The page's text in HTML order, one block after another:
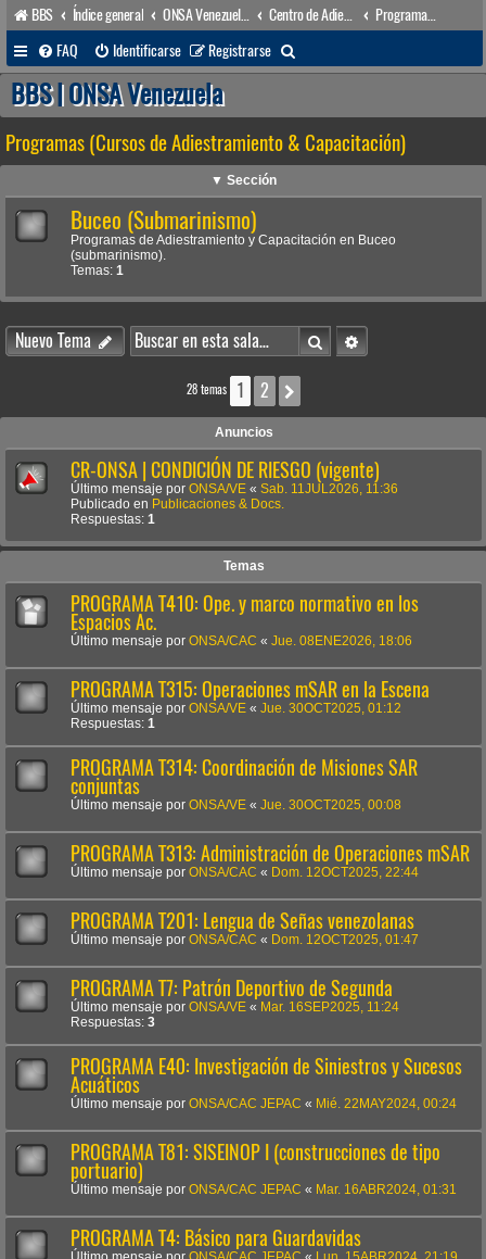
BBS Índice general Centro de Adiestramiento & Capacitación (órgano académico)
FAQ
Identificarse Registrarse
u
c
a
r
BBS | ONSA Venezuela
Programas (Cursos de Adiestramiento & Capacitación)
▼ Sección
Buceo (Submarinismo)
Programas de Adiestramiento y Capacitación en Buceo
(submarinismo).
Temas: 1
Nuevo Tema BuscarBúsqueda avanzada
28 temas 1 2
Anuncios
CR-ONSA | CONDICIÓN DE RIESGO (vigente)
Último mensaje por ONSA/VE « Sab. 11JUL2026, 11:36
Publicado en Publicaciones & Docs.
Respuestas: 1
Temas
PROGRAMA T410: Ope. y marco normativo en los
Espacios Ac.
Último mensaje por ONSA/CAC « Jue. 08ENE2026, 18:06
PROGRAMA T315: Operaciones mSAR en la Escena
Último mensaje por ONSA/VE « Jue. 30OCT2025, 01:12
Respuestas: 1
PROGRAMA T314: Coordinación de Misiones SAR
conjuntas
Último mensaje por ONSA/VE « Jue. 30OCT2025, 00:08
PROGRAMA T313: Administración de Operaciones mSAR
Último mensaje por ONSA/CAC « Dom. 12OCT2025, 22:44
PROGRAMA T201: Lengua de Señas venezolanas
Último mensaje por ONSA/CAC « Dom. 12OCT2025, 01:47
PROGRAMA T7: Patrón Deportivo de Segunda
Último mensaje por ONSA/VE « Mar. 16SEP2025, 11:24
Respuestas: 3
PROGRAMA E40: Investigación de Siniestros y Sucesos
Acuáticos
Último mensaje por ONSA/CAC JEPAC « Mié. 22MAY2024, 00:24
PROGRAMA T81: SISEINOP I (construcciones de tipo
portuario)
Último mensaje por ONSA/CAC JEPAC « Mar. 16ABR2024, 01:31
PROGRAMA T4: Básico para Guardavidas
Último mensaje por ONSA/CAC JEPAC « Lun. 15ABR2024, 21:19